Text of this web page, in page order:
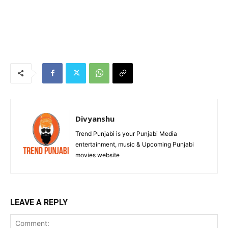
Divyanshu
Trend Punjabi is your Punjabi Media
entertainment, music & Upcoming Punjabi
movies website
LEAVE A REPLY